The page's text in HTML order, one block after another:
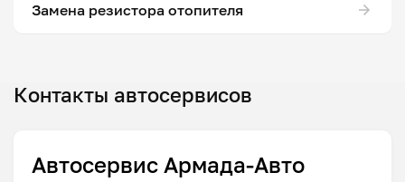
Замена резистора отопителя
Контакты автосервисов
Автосервис Армада-Авто